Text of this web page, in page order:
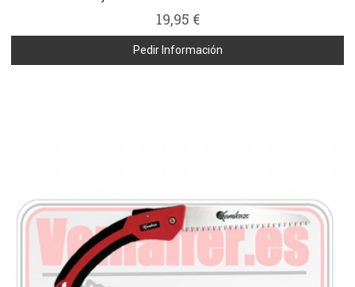
19,95 €
Pedir Información